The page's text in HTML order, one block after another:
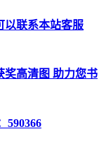
以联系本站客服
奖高清图 助力您书
590366